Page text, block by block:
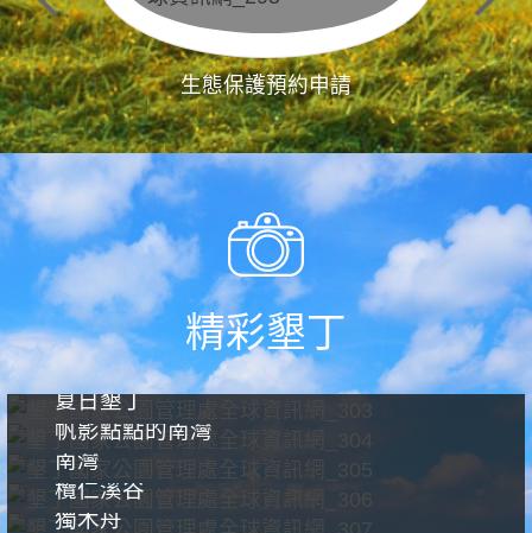
生態保護預約申請
精彩墾丁
夏日墾丁
帆影點點的南灣
南灣
欖仁溪谷
獨木舟